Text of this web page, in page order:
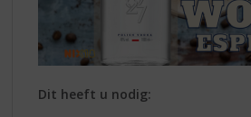
Dit heeft u nodig: